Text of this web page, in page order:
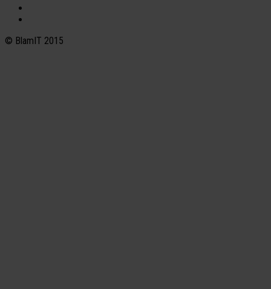
© BlamIT 2015